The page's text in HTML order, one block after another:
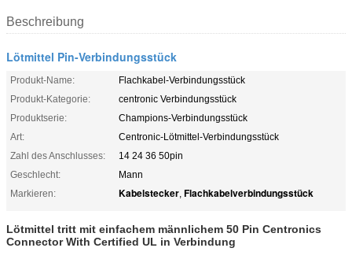
Beschreibung
Lötmittel Pin-Verbindungsstück
Produkt-Name:
Flachkabel-Verbindungsstück
Produkt-Kategorie:
centronic Verbindungsstück
Produktserie:
Champions-Verbindungsstück
Art:
Centronic-Lötmittel-Verbindungsstück
Zahl des Anschlusses:
14 24 36 50pin
Geschlecht:
Mann
Markieren:
Kabelstecker, Flachkabelverbindungsstück
Lötmittel tritt mit einfachem männlichem 50 Pin Centronics
Connector With Certified UL in Verbindung